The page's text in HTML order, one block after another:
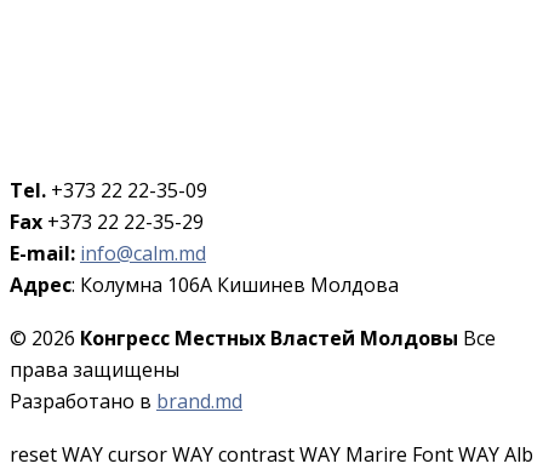
Tel. +373 22 22-35-09
Fax +373 22 22-35-29
E-mail: info@calm.md
Адрес: Колумна 106A Кишинев Молдова
© 2026 Конгресс Местных Властей Молдовы Все
права защищены
Разработано в brand.md
reset WAYcursor WAYcontrast WAY Marire Font WAYAlb